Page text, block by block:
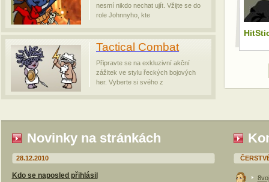
nesmí nikdo nechat ujít. Vžijte se do
role Johnnyho, kte
Tactical Combat
Připravte se na exkluzivní akční
zážitek ve stylu řeckých bojových
her. Vyberte si svého z
Novinky na stránkách
28.12.2010
Kdo se naposled přihlásil